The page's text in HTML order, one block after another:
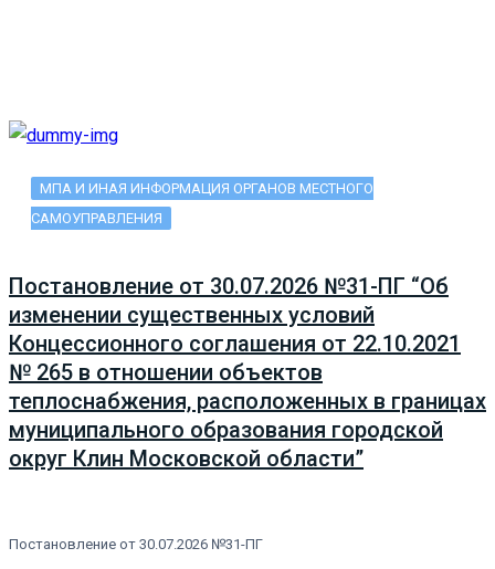
МПА И ИНАЯ ИНФОРМАЦИЯ ОРГАНОВ МЕСТНОГО
САМОУПРАВЛЕНИЯ
Постановление от 30.07.2026 №31-ПГ “Об
изменении существенных условий
Концессионного соглашения от 22.10.2021
№ 265 в отношении объектов
теплоснабжения, расположенных в границах
муниципального образования городской
округ Клин Московской области”
Постановление от 30.07.2026 №31-ПГ